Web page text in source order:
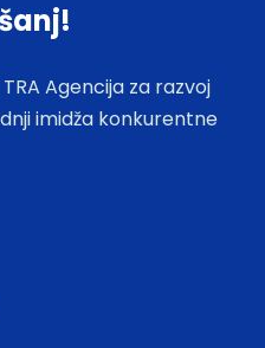
Agencija za razvoj
imidža konkurentne